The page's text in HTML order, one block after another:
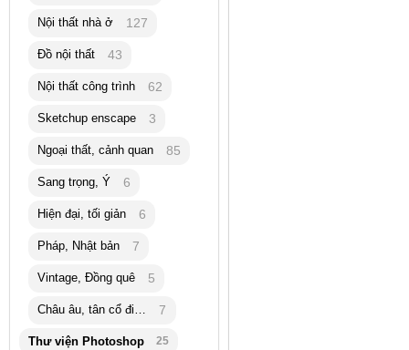
Nội thất nhà ở 127
Đồ nội thất 43
Nội thất công trình 62
Sketchup enscape 3
Ngoại thất, cảnh quan 85
Sang trọng, Ý 6
Hiện đại, tối giản 6
Pháp, Nhật bản 7
Vintage, Đồng quê 5
Châu âu, tân cổ điển 7
Thư viện Photoshop 25